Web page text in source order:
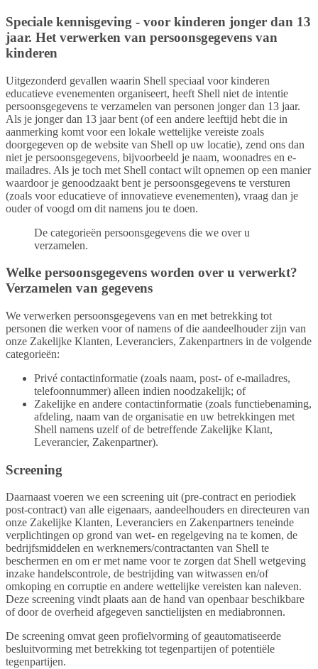
Speciale kennisgeving - voor kinderen jonger dan 13
jaar. Het verwerken van persoonsgegevens van
kinderen
Uitgezonderd gevallen waarin Shell speciaal voor kinderen
educatieve evenementen organiseert, heeft Shell niet de intentie
persoonsgegevens te verzamelen van personen jonger dan 13 jaar.
Als je jonger dan 13 jaar bent (of een andere leeftijd hebt die in
aanmerking komt voor een lokale wettelijke vereiste zoals
doorgegeven op de website van Shell op uw locatie), zend ons dan
niet je persoonsgegevens, bijvoorbeeld je naam, woonadres en e-
mailadres. Als je toch met Shell contact wilt opnemen op een manier
waardoor je genoodzaakt bent je persoonsgegevens te versturen
(zoals voor educatieve of innovatieve evenementen), vraag dan je
ouder of voogd om dit namens jou te doen.
De categorieën persoonsgegevens die we over u
verzamelen.
Welke persoonsgegevens worden over u verwerkt?
Verzamelen van gegevens
We verwerken persoonsgegevens van en met betrekking tot
personen die werken voor of namens of die aandeelhouder zijn van
onze Zakelijke Klanten, Leveranciers, Zakenpartners in de volgende
categorieën:
Privé contactinformatie (zoals naam, post- of e-mailadres,
telefoonnummer) alleen indien noodzakelijk; of
Zakelijke en andere contactinformatie (zoals functiebenaming,
afdeling, naam van de organisatie en uw betrekkingen met
Shell namens uzelf of de betreffende Zakelijke Klant,
Leverancier, Zakenpartner).
Screening
Daarnaast voeren we een screening uit (pre-contract en periodiek
post-contract) van alle eigenaars, aandeelhouders en directeuren van
onze Zakelijke Klanten, Leveranciers en Zakenpartners teneinde
verplichtingen op grond van wet- en regelgeving na te komen, de
bedrijfsmiddelen en werknemers/contractanten van Shell te
beschermen en om er met name voor te zorgen dat Shell wetgeving
inzake handelscontrole, de bestrijding van witwassen en/of
omkoping en corruptie en andere wettelijke vereisten kan naleven.
Deze screening vindt plaats aan de hand van openbaar beschikbare
of door de overheid afgegeven sanctielijsten en mediabronnen.
De screening omvat geen profielvorming of geautomatiseerde
besluitvorming met betrekking tot tegenpartijen of potentiële
tegenpartijen.